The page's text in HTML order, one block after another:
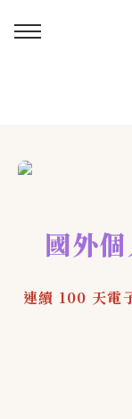
國外
連續 100 天電